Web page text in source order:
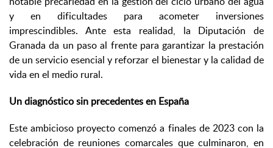
y en dificultades para acometer inversiones
imprescindibles. Ante esta realidad, la Diputación de
Granada da un paso al frente para garantizar la prestación
de un servicio esencial y reforzar el bienestar y la calidad de
vida en el medio rural.
Un diagnóstico sin precedentes en España
Este ambicioso proyecto comenzó a finales de 2023 con la
celebración de reuniones comarcales que culminaron, en